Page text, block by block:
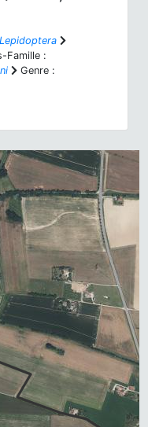
Lepidoptera
Famille :
Genre :